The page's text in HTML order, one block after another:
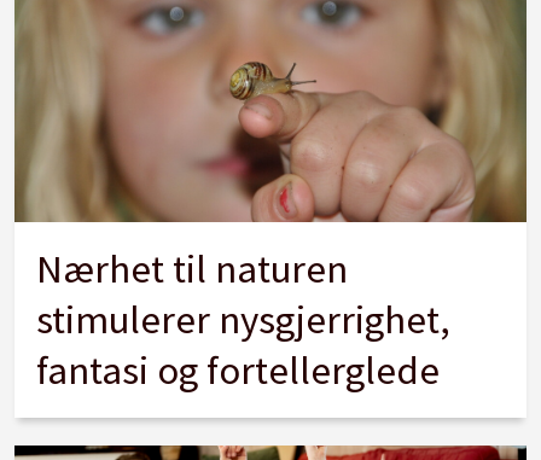
Nærhet til naturen
stimulerer nysgjerrighet,
fantasi og fortellerglede